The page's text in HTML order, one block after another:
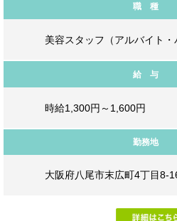
職 種
美容スタッフ（アルバイト・
給 与
時給1,300円～1,600円
勤務地
大阪府八尾市末広町4丁目8-